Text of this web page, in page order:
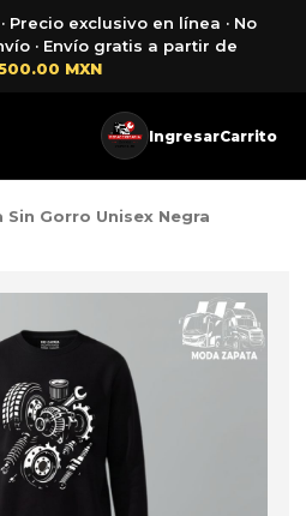
Precio exclusivo en línea · No
· Envío gratis a partir de
MXN
IngresarCarrito
Sin Gorro Unisex Negra